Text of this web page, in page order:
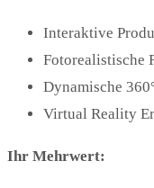
Interaktive
Fotorealistische
Dynamische
Virtual Reality
Ihr Mehrwert: